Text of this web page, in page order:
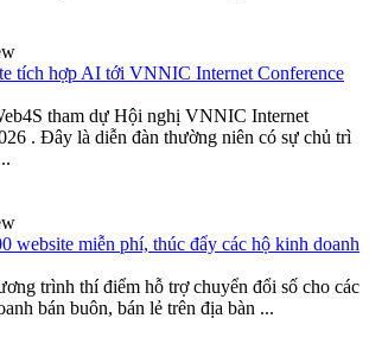
tích hợp AI tới VNNIC Internet Conference
tham dự Hội nghị VNNIC Internet
. Đây là diễn đàn thường niên có sự chủ trì
website miễn phí, thúc đẩy các hộ kinh doanh
trình thí điểm hỗ trợ chuyển đổi số cho các
bán buôn, bán lẻ trên địa bàn ...